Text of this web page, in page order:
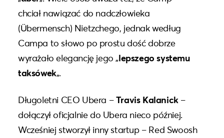
chciał nawiązać do nadczłowieka
(Übermensch) Nietzchego, jednak według
Campa to słowo po prostu dość dobrze
wyrażało elegancję jego „lepszego systemu
taksówek„.
Długoletni CEO Ubera –Travis Kalanick –
dołączył oficjalnie do Ubera nieco później.
Wcześniej stworzył inny startup – Red Swoosh